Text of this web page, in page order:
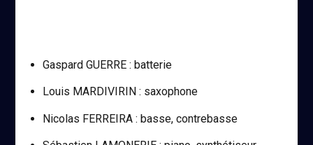
Gaspard GUERRE : batterie
Louis MARDIVIRIN : saxophone
Nicolas FERREIRA : basse, contrebasse